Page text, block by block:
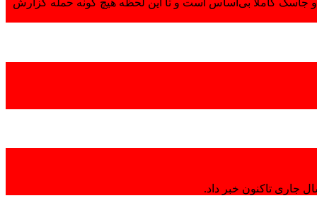
و جاسک کاملاً بی‌اساس است و تا این لحظه هیچ گونه حمله گزارش
جاری تاکنون خبر داد.